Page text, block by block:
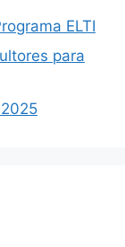
ELTI
para